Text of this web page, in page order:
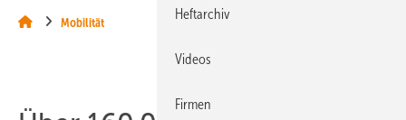
Mobilität
Heftarchiv
Videos
Firmen